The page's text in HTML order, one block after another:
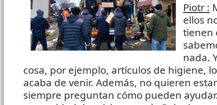
Piotr :
ellos
tienen
nada.
cosa, por ejemplo, artículos de higiene,
acaba de venir. Además, no quieren
siempre preguntan cómo pueden